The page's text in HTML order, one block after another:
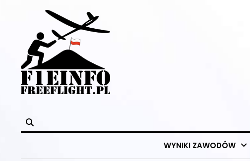
content
WYNIKI ZAWODÓW